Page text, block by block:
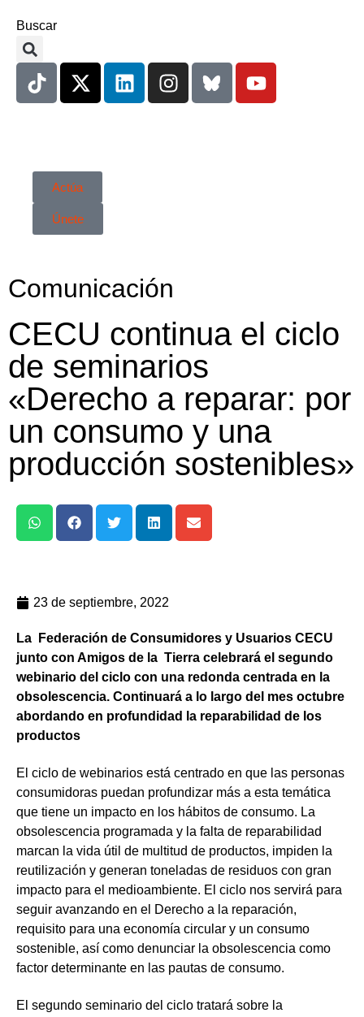
Buscar
Actúa
Únete
Comunicación
CECU continua el ciclo
de seminarios
«Derecho a reparar: por
un consumo y una
producción sostenibles»
23 de septiembre, 2022
La Federación de Consumidores y Usuarios CECU
junto con Amigos de la Tierra celebrará el segundo
webinario del ciclo con una redonda centrada en la
obsolescencia. Continuará a lo largo del mes octubre
abordando en profundidad la reparabilidad de los
productos
El ciclo de webinarios está centrado en que las personas
consumidoras puedan profundizar más a esta temática
que tiene un impacto en los hábitos de consumo. La
obsolescencia programada y la falta de reparabilidad
marcan la vida útil de multitud de productos, impiden la
reutilización y generan toneladas de residuos con gran
impacto para el medioambiente. El ciclo nos servirá para
seguir avanzando en el Derecho a la reparación,
requisito para una economía circular y un consumo
sostenible, así como denunciar la obsolescencia como
factor determinante en las pautas de consumo.
El segundo seminario del ciclo tratará sobre la